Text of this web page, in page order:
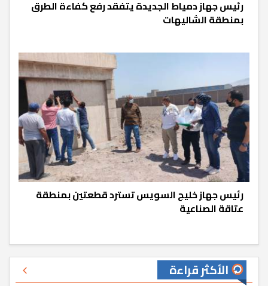
رئيس جهاز دمياط الجديدة يتفقد رفع كفاءة الطرق
بمنطقة الشاليهات
رئيس جهاز خليج السويس تسترد قطعتين بمنطقة
عتاقة الصناعية
الأكثر قراءة